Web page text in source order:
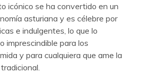
icónico se ha convertido en un
asturiana y es célebre por
e indulgentes, lo que lo
imprescindible para los
y para cualquiera que ame la